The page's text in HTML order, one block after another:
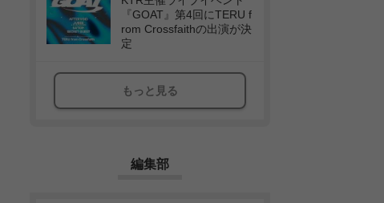
『GOAT』第4回にTERU f
rom Crossfaithの出演が決
定
もっと見る
編集部